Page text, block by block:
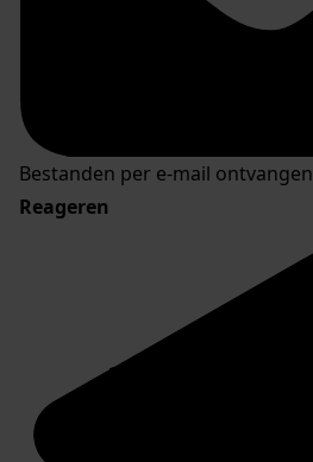
Bestanden per e-mail ontvangen
Reageren